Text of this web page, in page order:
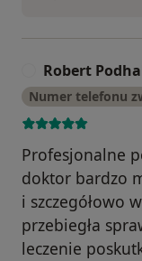
Robert
Numer telefonu
Profesjonalne
doktor bardzo
i szczegółowo
przebiegła
leczenie